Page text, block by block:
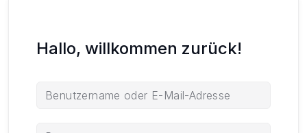
Hallo, willkommen zurück!